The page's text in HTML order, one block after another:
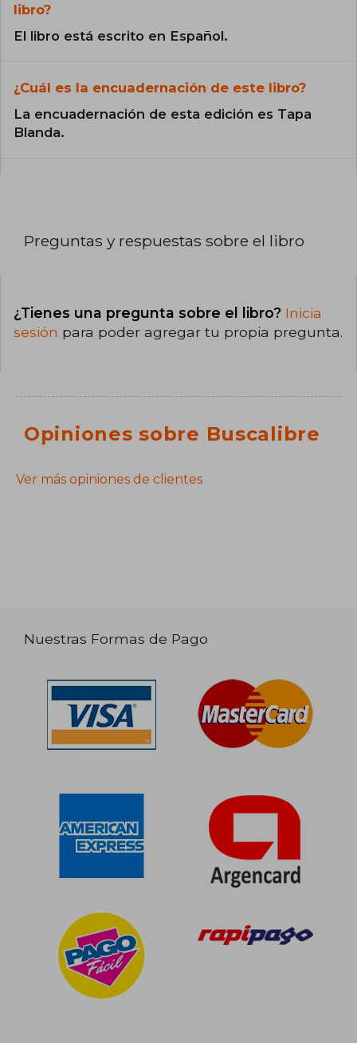
libro?
El libro está escrito en Español.
¿Cuál es la encuadernación de este libro?
La encuadernación de esta edición es Tapa
Blanda.
Preguntas y respuestas sobre el libro
¿Tienes una pregunta sobre el libro? Inicia
sesión para poder agregar tu propia pregunta.
Opiniones sobre Buscalibre
Ver más opiniones de clientes
Nuestras Formas de Pago